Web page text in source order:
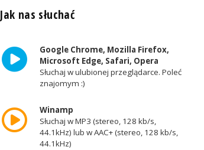
Jak nas słuchać
Google Chrome, Mozilla Firefox,
Microsoft Edge, Safari, Opera
Słuchaj w ulubionej przeglądarce. Poleć
znajomym :)
Winamp
Słuchaj w MP3 (stereo, 128 kb/s,
44.1kHz) lub w AAC+ (stereo, 128 kb/s,
44.1kHz)